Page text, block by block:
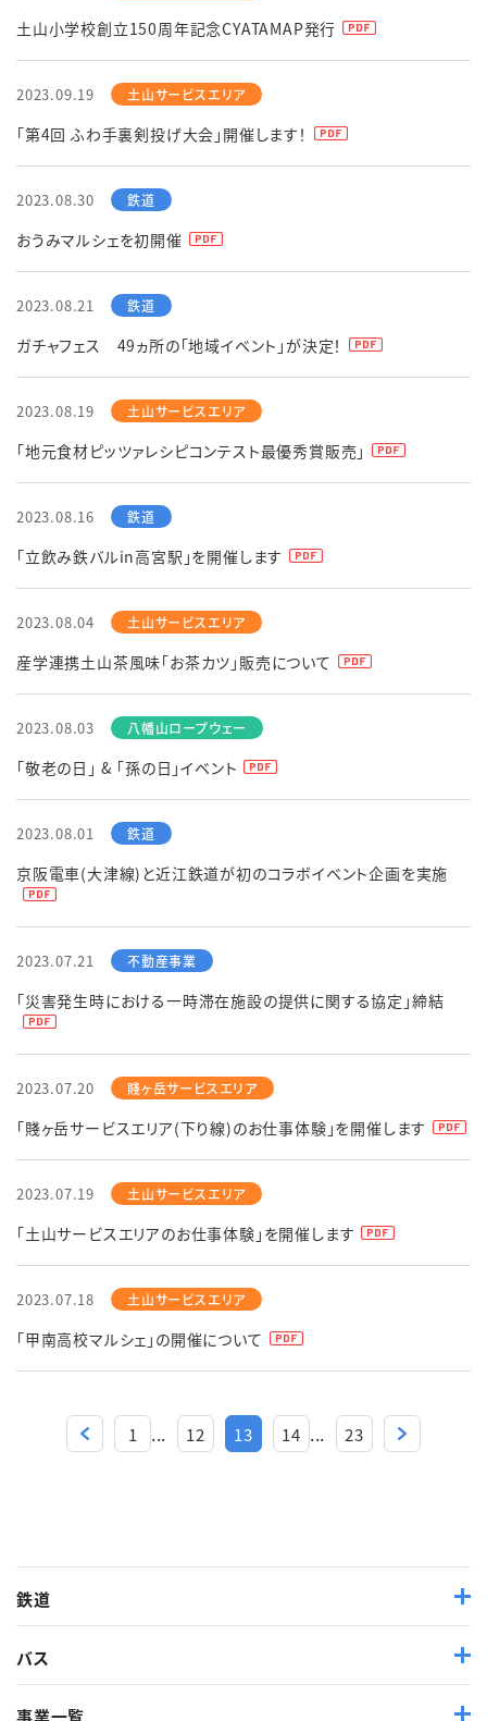
土山小学校創立150周年記念CYATAMAP発行
2023.09.19
「第4回 ふわ手裏剣投げ大会」開催します！
2023.08.30
おうみマルシェを初開催
2023.08.21
ガチャフェス 49ヵ所の「地域イベント」が決定！
2023.08.19
「地元食材ピッツァレシピコンテスト最優秀賞販売」
2023.08.16
「立飲み鉄バルin高宮駅」を開催します
2023.08.04
産学連携土山茶風味「お茶カツ」販売について
2023.08.03
「敬老の日」 & 「孫の日」イベント
2023.08.01
京阪電車(大津線)と近江鉄道が初のコラボイベント企画を実施
2023.07.21
「災害発生時における一時滞在施設の提供に関する協定」締結
2023.07.20
「賤ヶ岳サービスエリア(下り線)のお仕事体験」を開催します
2023.07.19
「土山サービスエリアのお仕事体験」を開催します
2023.07.18
「甲南高校マルシェ」の開催について
1 ... 12 13 14 ... 23
鉄道
バス
事業一覧